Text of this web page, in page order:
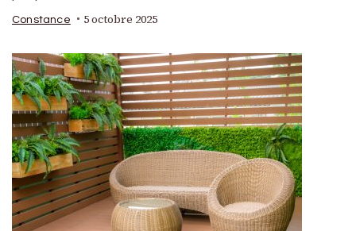
Constance 5 octobre 2025